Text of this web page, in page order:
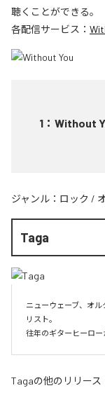
聴くことができる。
各配信サービス：
1 ： Without
ジャンル： ロック /
Taga
ニューウェーブ、オ
リスト。
往年のギターヒーロー
Tagaの他のリリース